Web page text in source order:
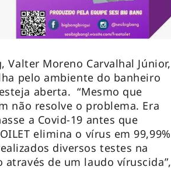
Valter Moreno Carvalhal Júnior,
pelo ambiente do banheiro
aberta. “Mesmo que
não resolve o problema. Era
a Covid-19 antes que
elimina o vírus em 99,99%
diversos testes na
através de um laudo víruscida”,